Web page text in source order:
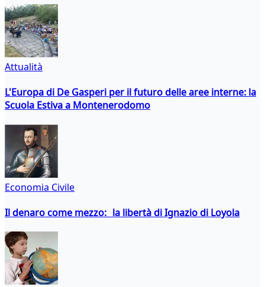
Attualità
L'Europa di De Gasperi per il futuro delle aree interne: la
Scuola Estiva a Montenerodomo
Economia Civile
Il denaro come mezzo: la libertà di Ignazio di Loyola